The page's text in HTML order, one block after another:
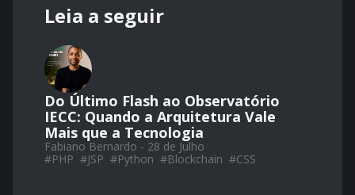
Leia a seguir
Do Último Flash ao Observatório
IECC: Quando a Arquitetura Vale
Mais que a Tecnologia
Fabiano Bernardo - 28 de Julho
#PHP #JSP #Python #Blockchain #CSS